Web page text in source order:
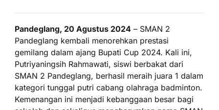
Pandeglang, 20 Agustus 2024 – SMAN 2
Pandeglang kembali menorehkan prestasi
gemilang dalam ajang Bupati Cup 2024. Kali ini,
Putriyaningsih Rahmawati, siswi berbakat dari
SMAN 2 Pandeglang, berhasil meraih juara 1 dalam
kategori tunggal putri cabang olahraga badminton.
Kemenangan ini menjadi kebanggaan besar bagi